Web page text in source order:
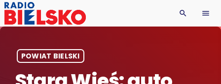
search menu
POWIAT BIELSKI